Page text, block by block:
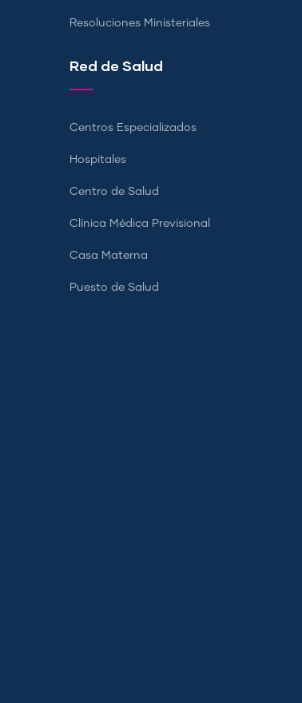
Resoluciones Ministeriales
Red de Salud
Centros Especializados
Hospitales
Centro de Salud
Clínica Médica Previsional
Casa Materna
Puesto de Salud